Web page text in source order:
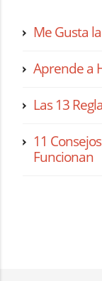
Me Gusta
Aprende a
Las 13
11
Funcionan